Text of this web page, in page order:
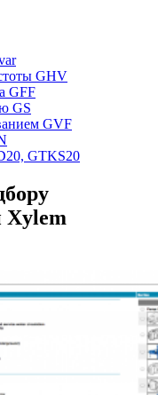
GHV
GFF
GS
GVF
GTKS20
Xylem